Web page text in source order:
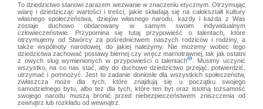
To dziedzictwo stanowi zarazem wezwanie w znaczeniu etycznym. Otrzymując
wiarę i dziedzicząc wartości i treści, jakie składają się na całokształt kultury
własnego społeczeństwa, dziejów własnego narodu, każdy i każda z Was
zostaje duchowo obdarowany w samym swoim indywidualnym
człowieczeństwie. Przypomina się tutaj przypowieść o talentach, które
otrzymujemy od Stwórcy za pośrednictwem naszych rodziców i rodziny, a
także wspólnoty narodowej, do jakiej należymy. Nie możemy wobec tego
dziedzictwa zachować postawy biernej czy wręcz marnotrawnej, tak jak ostatni
z owych sług wymienionych w przypowieści o talentach69
. Musimy uczynić
wszystko, na co nas stać, aby do duchowe dziedzictwo przejąć, potwierdzić,
utrzymać i pomnożyć. Jest to zadanie doniosłe dla wszystkich społeczeństw,
zwłaszcza może dla tych, które znajdują się u początku swojego
samodzielnego bytu, albo też dla tych, które ten byt oraz istotną tożsamość
swojego narodu muszą bronić przed niebezpieczeństwem zniszczenia od
zewnątrz lub rozkładu od wewnątrz.